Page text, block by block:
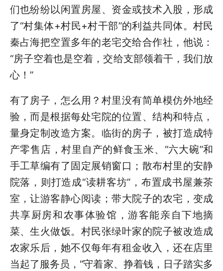
们也纷纷以闲置房屋、资金或技术入股，形成
了“村集体+村民+村干部”的利益共同体。村民
秦占海把空置多年的老宅交给合作社，他说：
“房子空着也是空着，交给支部领着干，我们放
心！”
有了房子，怎么用？村里没有简单模仿外地经
验，而是根据每处宅院的位置、结构和特点，
量身定制改造方案。临街的房子，被打造成特
产零售店，村里自产的鲜食玉米、“六大碗”和
手工草编有了固定展销窗口；散布村里的安静
院落，则打造成“读耕客坊”，布置成书屋兼茶
室，让游客静心阅读；带大院子的农宅，变成
共享厨房和农事体验馆，游客能亲自下地摘
菜、生火做饭。村民张绿叶家的院子被改造成
农家乐后，她不仅每年有租金收入，还在店里
当起了服务员，“守着家、挣着钱，日子踏实多